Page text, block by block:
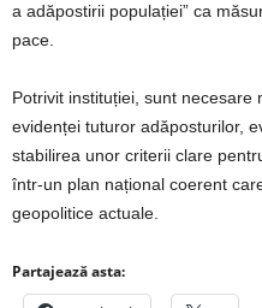
a adăpostirii populației” ca
pace.
Potrivit instituției, sunt necesare
evidenței tuturor adăposturilor,
stabilirea unor criterii clare
într-un plan național coerent
geopolitice actuale.
Partajează asta: